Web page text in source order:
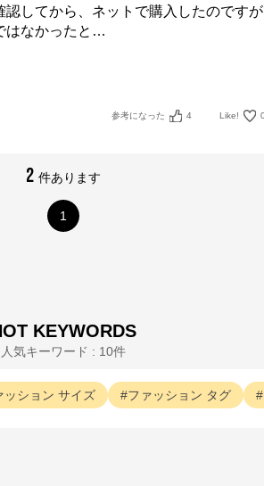
してから、ネットで購入したのですが
はなかったと …
参考になった 4 Like! 0
2 件あります
1
KEYWORDS
人気キーワード : 10件
ッション サイズ ファッション タグ